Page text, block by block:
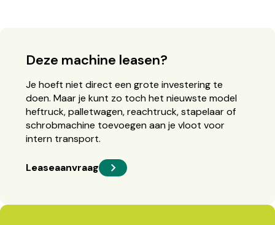
Deze machine leasen?
Je hoeft niet direct een grote investering te
doen. Maar je kunt zo toch het nieuwste model
heftruck, palletwagen, reachtruck, stapelaar of
schrobmachine toevoegen aan je vloot voor
intern transport.
Leaseaanvraag